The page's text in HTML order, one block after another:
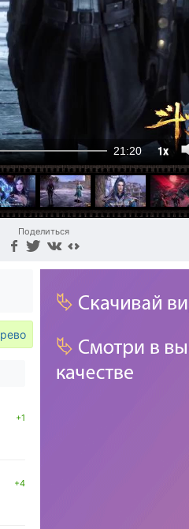
21:20 1x
Поделиться
+1
+4